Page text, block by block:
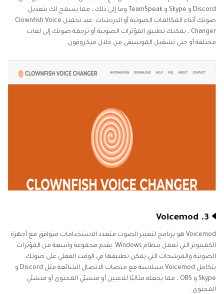
Discord و Skype و TeamSpeak وما إلى ذلك ، مما يسمح لك بتعديل
صوتك أثناء المكالمات الصوتية أو الدردشات. عند تحميل Clownfish Voice
Changer ، يمكنك تطبيق المؤثرات الصوتية أو ترجمة صوتك إلى لغات
مختلفة أو حتى تشغيل الموسيقى من خلال ميكروفون.
3. Voicemod
Voicemod هو برنامج لتغيير الصوت متعدد الاستخدامات متوافق مع أجهزة
الكمبيوتر التي تعمل بنظام Windows. يقدم مجموعة واسعة من المؤثرات
الصوتية والمرشحات التي يمكن تطبيقها في الوقت الفعلي على صوتك.
يتكامل Voicemod بسلاسة مع منصات الاتصال الشائعة مثل Discord و
Skype و OBS ، مما يجعله مثاليًا للاعبين أو منشئي المحتوى أو منشئي
المحتوى.